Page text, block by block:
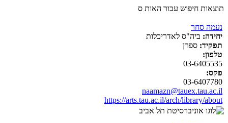
תוצאות חיפוש עבור האות ס
נעמה סחר
יחידה: ביה"ס לאדריכלות
תפקיד: ספרן
טלפון:
03-6405535
פקס:
03-6407780
naamazn@tauex.tau.ac.il
https://arts.tau.ac.il/arch/library/about